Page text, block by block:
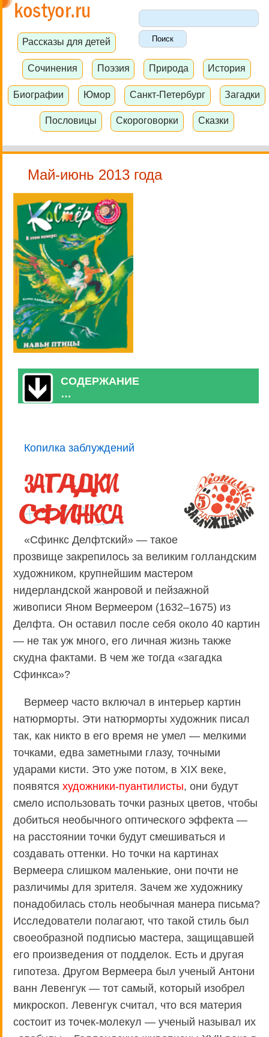
Рассказы для детей
Сочинения Поэзия Природа История
Биографии Юмор Санкт-Петербург Загадки
Пословицы Скороговорки Сказки
Май-июнь 2013 года
СОДЕРЖАНИЕ
…
Копилка заблуждений
«Сфинкс Делфтский» — такое
прозвище закрепилось за великим голландским
художником, крупнейшим мастером
нидерландской жанровой и пейзажной
живописи Яном Вермеером (1632–1675) из
Делфта. Он оставил после себя около 40 картин
— не так уж много, его личная жизнь также
скудна фактами. В чем же тогда «загадка
Сфинкса»?
Вермеер часто включал в интерьер картин
натюрморты. Эти натюрморты художник писал
так, как никто в его время не умел — мелкими
точками, едва заметными глазу, точными
ударами кисти. Это уже потом, в XIX веке,
появятся художники-пуантилисты, они будут
смело использовать точки разных цветов, чтобы
добиться необычного оптического эффекта —
на расстоянии точки будут смешиваться и
создавать оттенки. Но точки на картинах
Вермеера слишком маленькие, они почти не
различимы для зрителя. Зачем же художнику
понадобилась столь необычная манера письма?
Исследователи полагают, что такой стиль был
своеобразной подписью мастера, защищавшей
его произведения от подделок. Есть и другая
гипотеза. Другом Вермеера был ученый Антони
ванн Левенгук — тот самый, который изобрел
микроскоп. Левенгук считал, что вся материя
состоит из точек-молекул — ученый называл их